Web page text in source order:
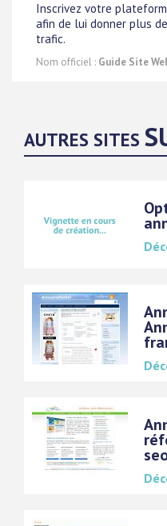
Inscrivez votre
afin de lui donner plus
trafic.
Nom officiel : Guide Site
AUTRES SITES